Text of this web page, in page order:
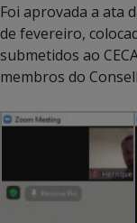
Foi aprovada a ata
de fevereiro,
submetidos ao
membros do